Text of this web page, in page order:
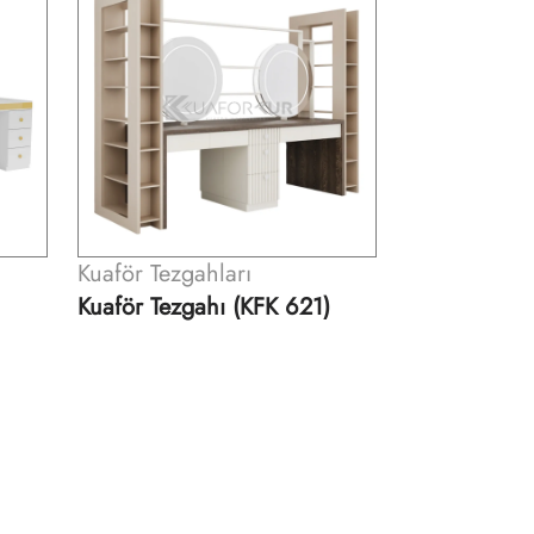
Kuaför Tezgahları
Kuaför Tezgahı (KFK 531)